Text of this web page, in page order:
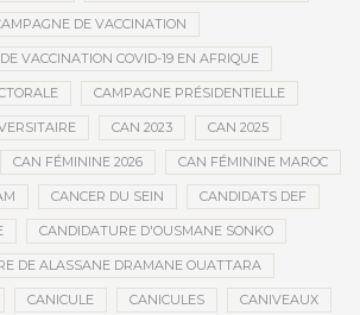
DE VACCINATION
VACCINATION COVID-19 EN AFRIQUE
CAMPAGNE PRÉSIDENTIELLE
CAN 2023 CAN 2025
CAN FÉMININE 2026 CAN FÉMININE MAROC
CANCER DU SEIN CANDIDATS DEF
CANDIDATURE D'OUSMANE SONKO
DE ALASSANE DRAMANE OUATTARA
CANICULE CANICULES CANIVEAUX